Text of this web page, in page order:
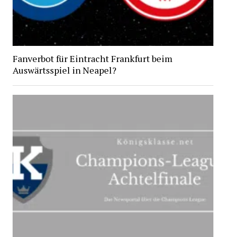
Fanverbot für Eintracht Frankfurt beim
Auswärtsspiel in Neapel?